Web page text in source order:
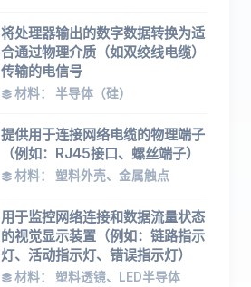
将处理器输出的数字数据转换为适
合通过物理介质（如双绞线电缆）
传输的电信号
材料： 半导体（硅）
提供用于连接网络电缆的物理端子
（例如：RJ45接口、螺丝端子）
材料： 塑料外壳、金属触点
用于监控网络连接和数据流量状态
的视觉显示装置（例如：链路指示
灯、活动指示灯、错误指示灯）
材料： 塑料透镜、LED半导体